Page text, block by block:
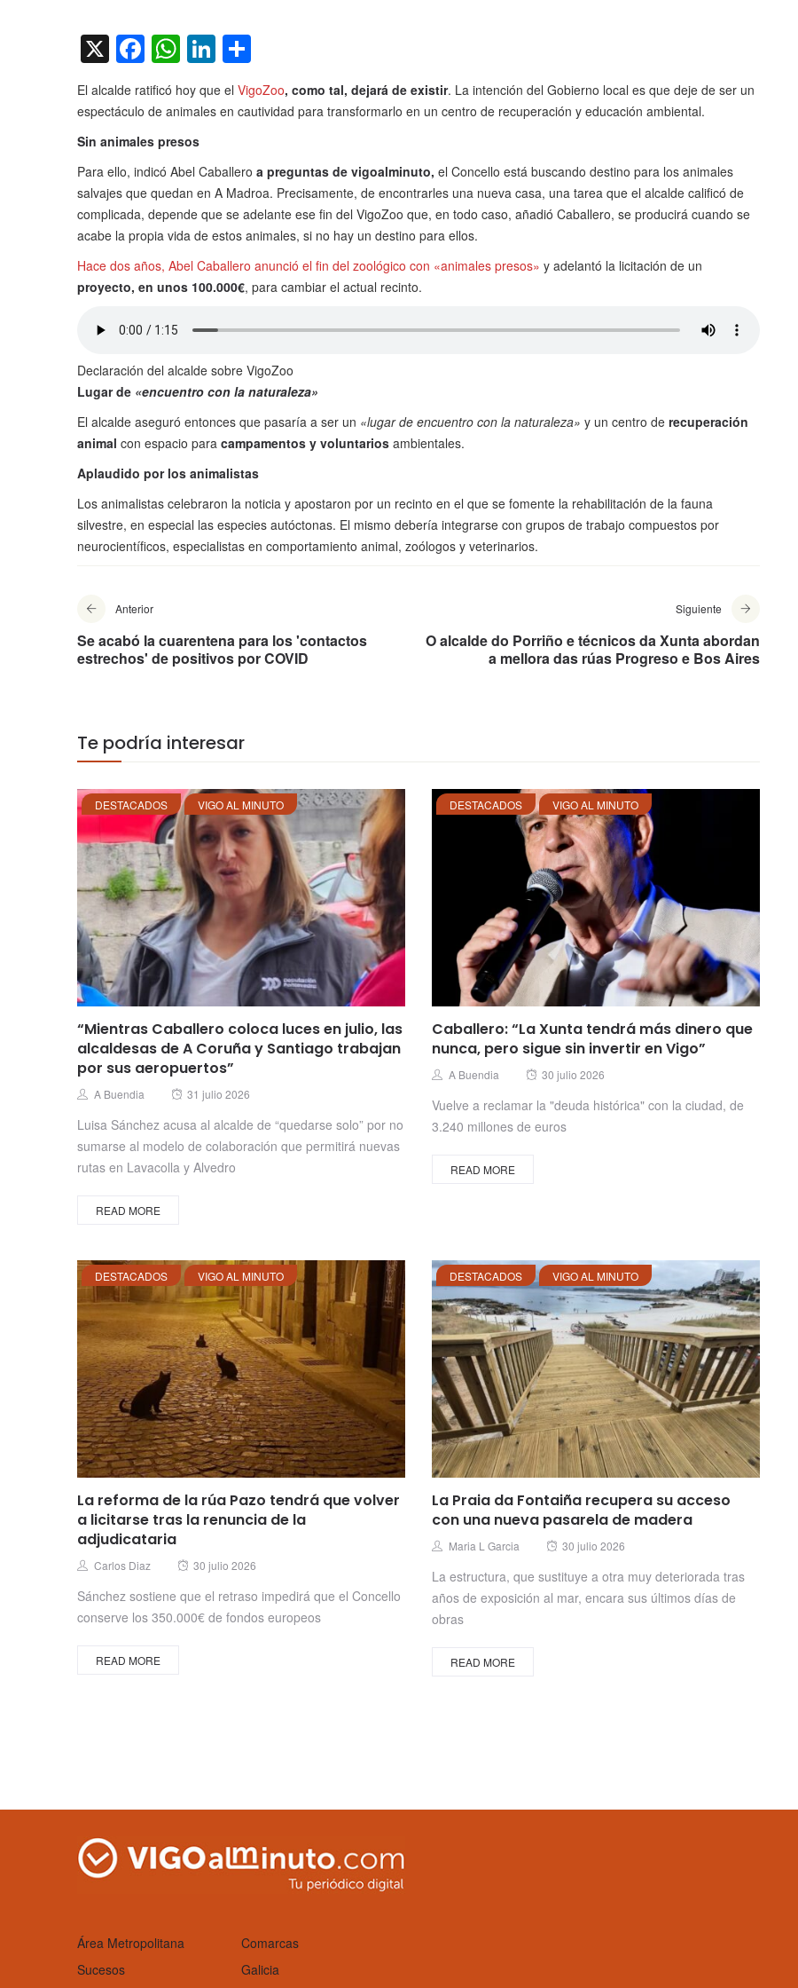
X Facebook
WhatsApp
LinkedIn
El alcalde ratificó hoy que el VigoZoo, como tal, dejará de existir. La intención del Gobierno local es que deje de ser un
espectáculo de animales en cautividad para transformarlo en un centro de recuperación y educación ambiental.
Sin animales presos
Para ello, indicó Abel Caballero a preguntas de vigoalminuto, el Concello está buscando destino para los animales
salvajes que quedan en A Madroa. Precisamente, de encontrarles una nueva casa, una tarea que el alcalde calificó de
complicada, depende que se adelante ese fin del VigoZoo que, en todo caso, añadió Caballero, se producirá cuando se
acabe la propia vida de estos animales, si no hay un destino para ellos.
Hace dos años, Abel Caballero anunció el fin del zoológico con «animales presos» y adelantó la licitación de un
proyecto, en unos 100.000€, para cambiar el actual recinto.
Declaración del alcalde sobre VigoZoo
Lugar de «encuentro con la naturaleza»
El alcalde aseguró entonces que pasaría a ser un «lugar de encuentro con la naturaleza» y un centro de recuperación
animal con espacio para campamentos y voluntarios ambientales.
Aplaudido por los animalistas
Los animalistas celebraron la noticia y apostaron por un recinto en el que se fomente la rehabilitación de la fauna
silvestre, en especial las especies autóctonas. El mismo debería integrarse con grupos de trabajo compuestos por
neurocientíficos, especialistas en comportamiento animal, zoólogos y veterinarios.
Anterior
Se acabó la cuarentena para los 'contactos
estrechos' de positivos por COVID
Siguiente
O alcalde do Porriño e técnicos da Xunta abordan
a mellora das rúas Progreso e Bos Aires
Te podría interesar
DESTACADOS VIGO AL MINUTO
“Mientras Caballero coloca luces en julio, las
alcaldesas de A Coruña y Santiago trabajan
por sus aeropuertos”
Author
A Buendia
Posted
31 julio 2026
Luisa Sánchez acusa al alcalde de “quedarse solo” por no
sumarse al modelo de colaboración que permitirá nuevas
rutas en Lavacolla y Alvedro
READ MORE
DESTACADOS VIGO AL MINUTO
Caballero: “La Xunta tendrá más dinero que
nunca, pero sigue sin invertir en Vigo”
Author
A Buendia
Posted
30 julio 2026
Vuelve a reclamar la "deuda histórica" con la ciudad, de
3.240 millones de euros
READ MORE
DESTACADOS VIGO AL MINUTO
La reforma de la rúa Pazo tendrá que volver
a licitarse tras la renuncia de la
adjudicataria
Author
Carlos Diaz
Posted
30 julio 2026
Sánchez sostiene que el retraso impedirá que el Concello
conserve los 350.000€ de fondos europeos
READ MORE
DESTACADOS VIGO AL MINUTO
La Praia da Fontaiña recupera su acceso
con una nueva pasarela de madera
Author
Maria L Garcia
Posted
30 julio 2026
La estructura, que sustituye a otra muy deteriorada tras
años de exposición al mar, encara sus últimos días de
obras
READ MORE
Área Metropolitana
Comarcas
Sucesos
Galicia